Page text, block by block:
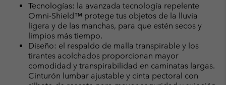
Tecnologías: la avanzada tecnología repelente
Omni-Shield™ protege tus objetos de la lluvia
ligera y de las manchas, para que estén secos y
limpios más tiempo.
Diseño: el respaldo de malla transpirable y los
tirantes acolchados proporcionan mayor
comodidad y transpirabilidad en caminatas largas.
Cinturón lumbar ajustable y cinta pectoral con